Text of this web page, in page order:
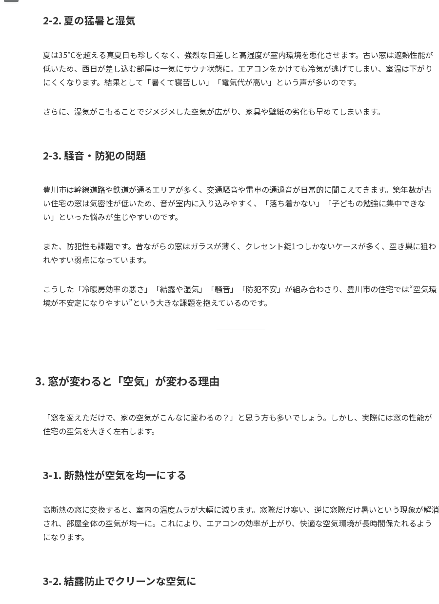
2-2. 夏の猛暑と湿気
夏は35℃を超える真夏日も珍しくなく、強烈な日差しと高湿度が室内環境を悪化させます。古い窓は遮熱性能が
低いため、西日が差し込む部屋は一気にサウナ状態に。エアコンをかけても冷気が逃げてしまい、室温は下がり
にくくなります。結果として「暑くて寝苦しい」「電気代が高い」という声が多いのです。
さらに、湿気がこもることでジメジメした空気が広がり、家具や壁紙の劣化も早めてしまいます。
2-3. 騒音・防犯の問題
豊川市は幹線道路や鉄道が通るエリアが多く、交通騒音や電車の通過音が日常的に聞こえてきます。築年数が古
い住宅の窓は気密性が低いため、音が室内に入り込みやすく、「落ち着かない」「子どもの勉強に集中できな
い」といった悩みが生じやすいのです。
また、防犯性も課題です。昔ながらの窓はガラスが薄く、クレセント錠1つしかないケースが多く、空き巣に狙わ
れやすい弱点になっています。
こうした「冷暖房効率の悪さ」「結露や湿気」「騒音」「防犯不安」が組み合わさり、豊川市の住宅では“空気環
境が不安定になりやすい”という大きな課題を抱えているのです。
3. 窓が変わると「空気」が変わる理由
「窓を変えただけで、家の空気がこんなに変わるの？」と思う方も多いでしょう。しかし、実際には窓の性能が
住宅の空気を大きく左右します。
3-1. 断熱性が空気を均一にする
高断熱の窓に交換すると、室内の温度ムラが大幅に減ります。窓際だけ寒い、逆に窓際だけ暑いという現象が解消
され、部屋全体の空気が均一に。これにより、エアコンの効率が上がり、快適な空気環境が長時間保たれるよう
になります。
3-2. 結露防止でクリーンな空気に